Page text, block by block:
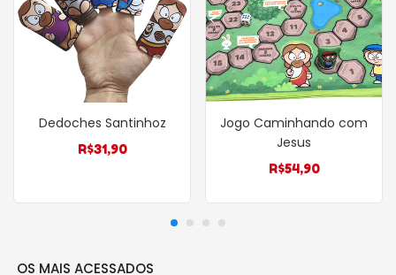
Dedoches Santinhoz
R$31,90
Jogo Caminhando com
Jesus
R$54,90
OS MAIS ACESSADOS